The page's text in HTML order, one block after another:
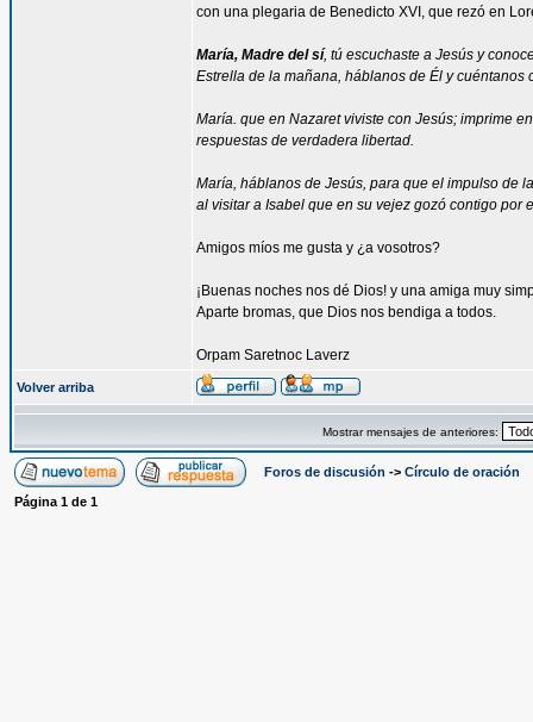
con una plegaria de Benedicto XVI, que rezó en
María, Madre del sí, tú escuchaste a Jesús y
Estrella de la mañana, háblanos de Él y cuéntanos
María. que en Nazaret viviste con Jesús; imprime
respuestas de verdadera libertad.
María, háblanos de Jesús, para que el impulso de
al visitar a Isabel que en su vejez gozó contigo por
Amigos míos me gusta y ¿a vosotros?
¡Buenas noches nos dé Dios! y una amiga muy
Aparte bromas, que Dios nos bendiga a todos.
Orpam Saretnoc Laverz
Volver arriba
Mostrar mensajes de anteriores:
Foros de discusión -> Círculo de oración
Página 1 de 1